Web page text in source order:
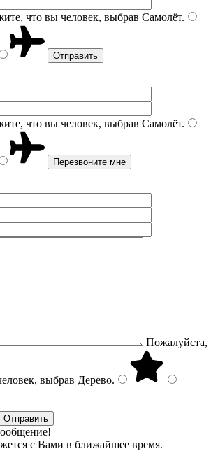
что вы человек, выбрав Самолёт.
что вы человек, выбрав Самолёт.
Пожалуйста,
выбрав Дерево.
с Вами в ближайшее время.